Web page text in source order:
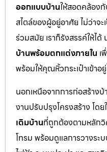
ออกแบบบ้านให้สอดคล้อง
สไตล์ของผู้อยู่อาศัย ไม่ว่าจ
ร่วมสมัย เราก็รังสรรค์ให้ไ
บ้านพร้อมตกแต่งภายใน เ
พร้อมให้คุณหิ้วกระเป๋าเข้าอ
นอกเหนือจากการก่อสร้างบ้
งานปรับปรุงโครงสร้าง โด
เติมบ้านที่ถูกต้องตามหลักวิ
โทรม พร้อมดูแลการวางร